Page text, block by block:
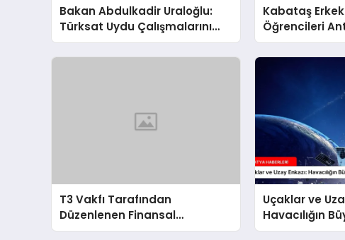
Bakan Abdulkadir Uraloğlu:
Türksat Uydu Çalışmalarını
Değerlendirdi
Kabataş
Öğrencileri
Seferi’nde
T3 Vakfı Tarafından
Düzenlenen Finansal
İnovasyon Yarışması
Uçaklar ve
Havacılığın